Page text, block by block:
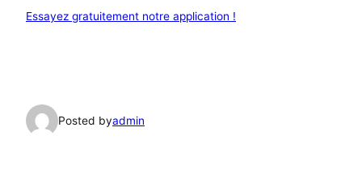
Essayez gratuitement notre application !
Posted byadmin